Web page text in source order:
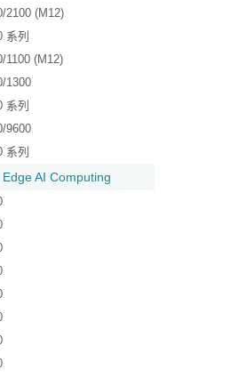
2100 (M12)
系列
1100 (M12)
1300
系列
9600
系列
AI Computing